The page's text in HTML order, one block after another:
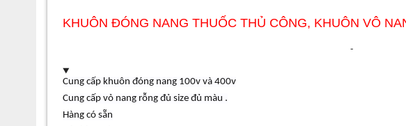
KHUÔN ĐÓNG NANG THUỐC THỦ CÔNG, KHUÔN VÔ
-
Cung cấp khuôn đóng nang 100v và 400v
Cung cấp vỏ nang rỗng đủ size đủ màu .
Hàng có sẵn